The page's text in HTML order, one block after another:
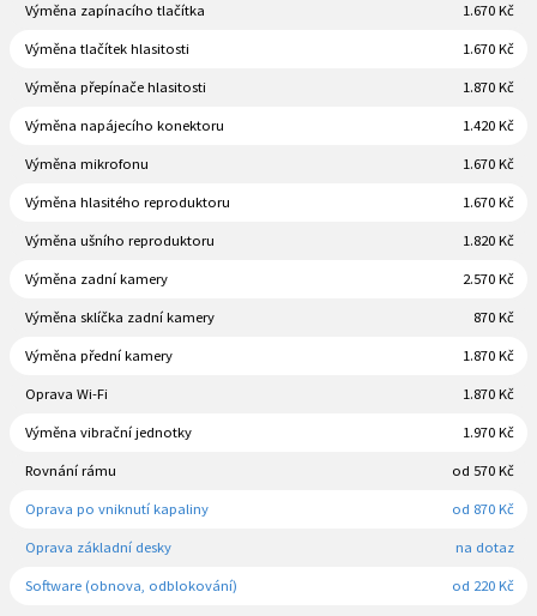
Výměna zapínacího tlačítka 1.670 Kč
Výměna tlačítek hlasitosti 1.670 Kč
Výměna přepínače hlasitosti 1.870 Kč
Výměna napájecího konektoru 1.420 Kč
Výměna mikrofonu 1.670 Kč
Výměna hlasitého reproduktoru 1.670 Kč
Výměna ušního reproduktoru 1.820 Kč
Výměna zadní kamery 2.570 Kč
Výměna sklíčka zadní kamery 870 Kč
Výměna přední kamery 1.870 Kč
Oprava Wi-Fi 1.870 Kč
Výměna vibrační jednotky 1.970 Kč
Rovnání rámu od 570 Kč
Oprava po vniknutí kapaliny od 870 Kč
Oprava základní desky na dotaz
Software (obnova, odblokování) od 220 Kč